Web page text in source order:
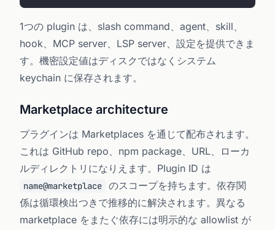
1つの plugin は、slash command、agent、skill、
hook、MCP server、LSP server、設定を提供できま
す。機密設定値はディスクではなくシステム
keychain に保存されます。
Marketplace architecture
プラグインは Marketplaces を通じて配布されます。
これは GitHub repo、npm package、URL、ローカ
ルディレクトリになりえます。Plugin ID は
name@marketplace
のスコープを持ちます。依存関
係は循環検出つきで推移的に解決されます。異なる
marketplace をまたぐ依存には明示的な allowlist が